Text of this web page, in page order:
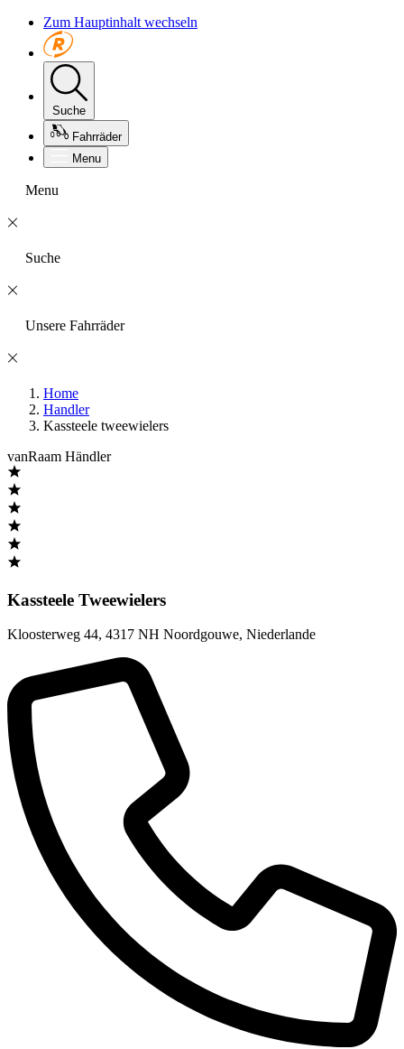
Zum Hauptinhalt wechseln
Suche
Fahrräder
Menu
Menu
Suche
Unsere Fahrräder
Home
Handler
Kassteele tweewielers
vanRaam Händler
Kassteele Tweewielers
Kloosterweg 44, 4317 NH Noordgouwe, Niederlande